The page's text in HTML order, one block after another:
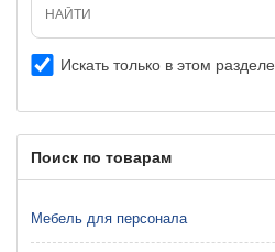
Искать только в этом разделе
Поиск по товарам
Мебель для персонала